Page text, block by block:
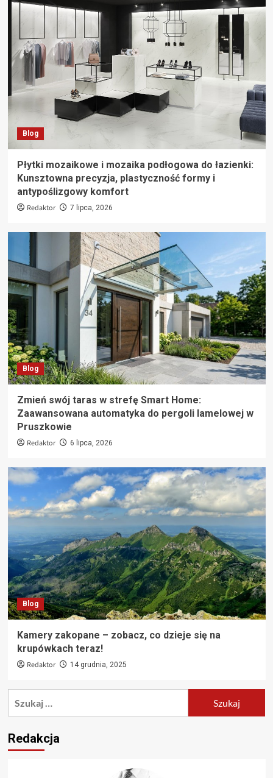
Blog
Płytki mozaikowe i mozaika podłogowa do łazienki:
Kunsztowna precyzja, plastyczność formy i
antypoślizgowy komfort
Redaktor 7 lipca, 2026
Blog
Zmień swój taras w strefę Smart Home:
Zaawansowana automatyka do pergoli lamelowej w
Pruszkowie
Redaktor 6 lipca, 2026
Blog
Kamery zakopane – zobacz, co dzieje się na
krupówkach teraz!
Redaktor 14 grudnia, 2025
Redakcja